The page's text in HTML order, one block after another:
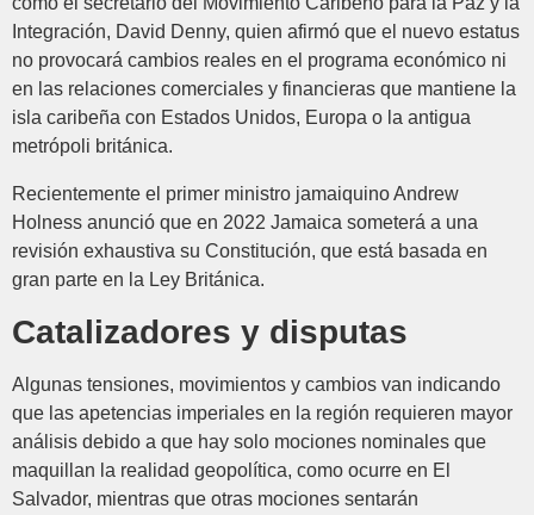
Integración, David Denny, quien afirmó que el nuevo estatus
no provocará cambios reales en el programa económico ni
en las relaciones comerciales y financieras que mantiene la
isla caribeña con Estados Unidos, Europa o la antigua
metrópoli británica.
Recientemente el primer ministro jamaiquino Andrew
Holness anunció que en 2022 Jamaica someterá a una
revisión exhaustiva su Constitución, que está basada en
gran parte en la Ley Británica.
Catalizadores y disputas
Algunas tensiones, movimientos y cambios van indicando
que las apetencias imperiales en la región requieren mayor
análisis debido a que hay solo mociones nominales que
maquillan la realidad geopolítica, como ocurre en El
Salvador, mientras que otras mociones sentarán